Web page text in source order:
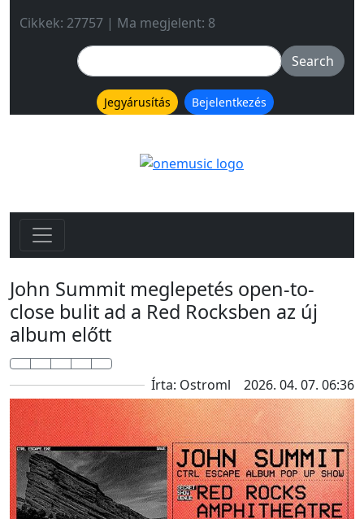
Cikkek: 27757 | Ma megjelent: 8
Jegyárusítás Bejelentkezés
John Summit meglepetés open-to-
close bulit ad a Red Rocksben az új
album előtt
Írta: Ostroml 2026. 04. 07. 06:36